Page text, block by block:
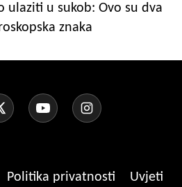
ulaziti u sukob: Ovo su dva
znaka
Politika privatnosti
Uvjeti